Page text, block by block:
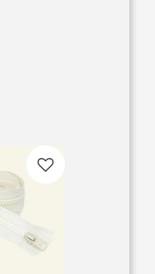
Lägg till i favoriter